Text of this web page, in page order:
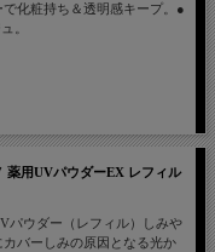
化粧持ち＆透明感キープ。●
。
薬用UVパウダーEX レフィル
パウダー（レフィル）しみや
バーしみの原因となる光か